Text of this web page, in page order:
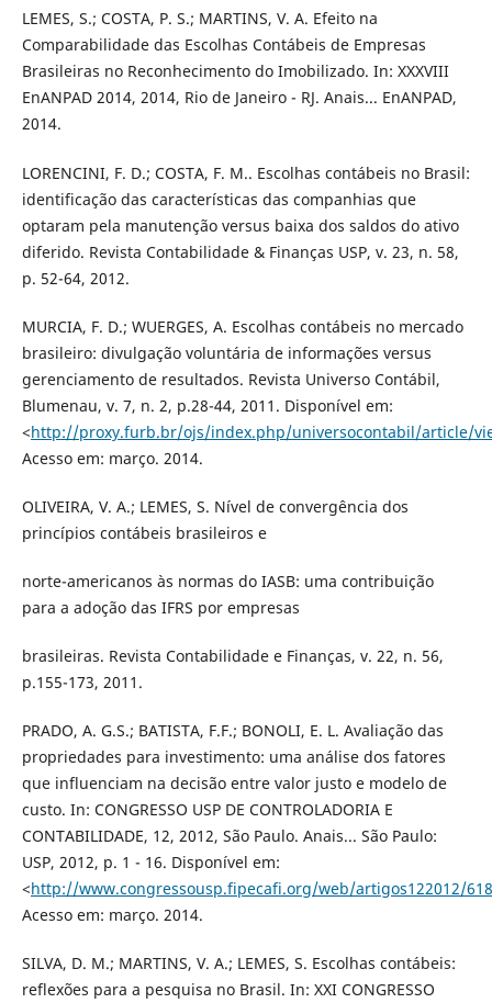
LEMES, S.; COSTA, P. S.; MARTINS, V. A. Efeito na
Comparabilidade das Escolhas Contábeis de Empresas
Brasileiras no Reconhecimento do Imobilizado. In: XXXVIII
EnANPAD 2014, 2014, Rio de Janeiro - RJ. Anais... EnANPAD,
2014.
LORENCINI, F. D.; COSTA, F. M.. Escolhas contábeis no Brasil:
identificação das características das companhias que
optaram pela manutenção versus baixa dos saldos do ativo
diferido. Revista Contabilidade & Finanças USP, v. 23, n. 58,
p. 52-64, 2012.
MURCIA, F. D.; WUERGES, A. Escolhas contábeis no mercado
brasileiro: divulgação voluntária de informações versus
gerenciamento de resultados. Revista Universo Contábil,
Blumenau, v. 7, n. 2, p.28-44, 2011. Disponível em:
<http://proxy.furb.br/ojs/index.php/universocontabil/article/
Acesso em: março. 2014.
OLIVEIRA, V. A.; LEMES, S. Nível de convergência dos
princípios contábeis brasileiros e
norte-americanos às normas do IASB: uma contribuição
para a adoção das IFRS por empresas
brasileiras. Revista Contabilidade e Finanças, v. 22, n. 56,
p.155-173, 2011.
PRADO, A. G.S.; BATISTA, F.F.; BONOLI, E. L. Avaliação das
propriedades para investimento: uma análise dos fatores
que influenciam na decisão entre valor justo e modelo de
custo. In: CONGRESSO USP DE CONTROLADORIA E
CONTABILIDADE, 12, 2012, São Paulo. Anais... São Paulo:
USP, 2012, p. 1 - 16. Disponível em:
<http://www.congressousp.fipecafi.org/web/artigos122012/
Acesso em: março. 2014.
SILVA, D. M.; MARTINS, V. A.; LEMES, S. Escolhas contábeis:
reflexões para a pesquisa no Brasil. In: XXI CONGRESSO